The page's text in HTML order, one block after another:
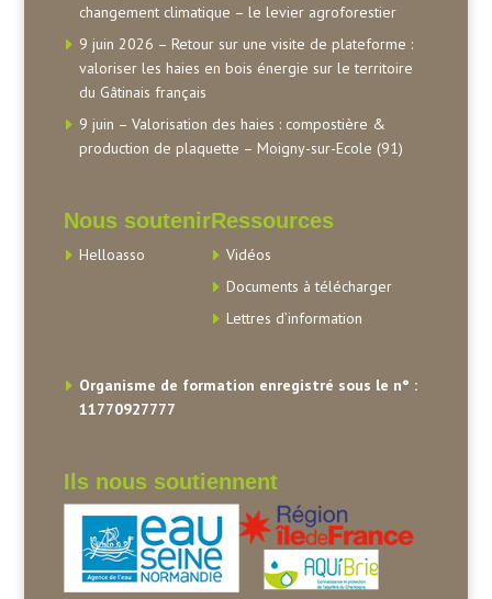
changement climatique – le levier agroforestier
9 juin 2026 – Retour sur une visite de plateforme :
valoriser les haies en bois énergie sur le territoire
du Gâtinais français
9 juin – Valorisation des haies : compostière &
production de plaquette – Moigny-sur-Ecole (91)
Nous soutenir
Helloasso
Ressources
Vidéos
Documents à télécharger
Lettres d’information
Organisme de formation enregistré sous le n° :
11770927777
Ils nous soutiennent